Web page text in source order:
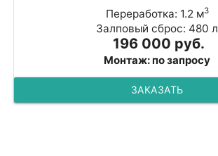
Переработка: 1.2 м3
Залповый сброс: 480 л
196 000 руб.
Монтаж: по запросу
ЗАКАЗАТЬ